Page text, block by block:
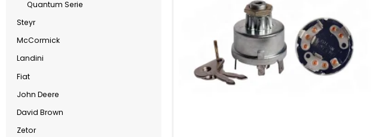
Quantum Serie
Steyr
McCormick
Landini
Fiat
John Deere
David Brown
Zetor